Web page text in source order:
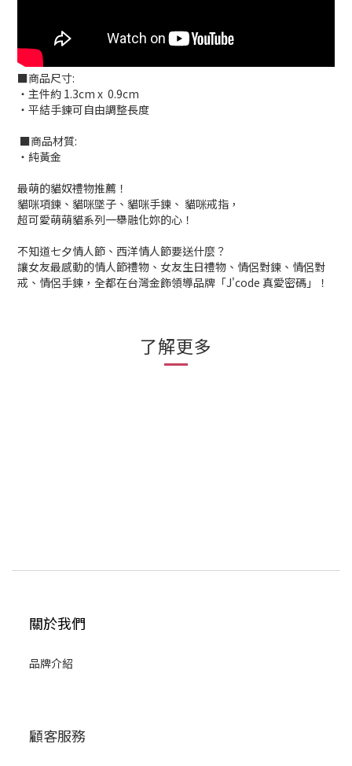
■商品尺寸:
‧主件約 1.3cm x 0.9cm
‧平結手鍊可自由調整長度
■商品材質:
‧純黃金
最萌的貓奴禮物推薦！
貓咪項鍊、貓咪墜子、貓咪手鍊、 貓咪戒指，
超可愛萌萌貓系列一舉融化妳的心！
不知道七夕情人節、西洋情人節要送什麼？
讓女友最感動的情人節禮物、女友生日禮物、情侶對鍊、情侶對
戒、情侶手鍊，全都在台灣金飾領導品牌「J'code 真愛密碼」！
了解更多
關於我們
品牌介紹
顧客服務